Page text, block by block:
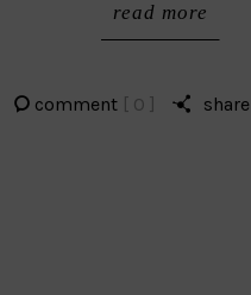
read more
comment [ 0 ] share